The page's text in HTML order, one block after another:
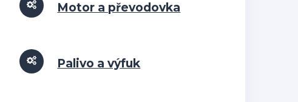
Motor a převodovka
Palivo a výfuk